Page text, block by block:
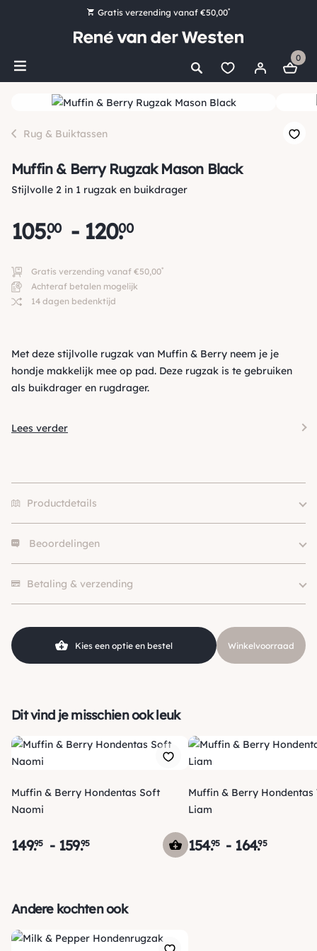
Gratis verzending vanaf €50,00*
Bestel nu, betaal later met Klarna
Ruim 16.000 artikelen op voorraad
0
Rug & Buiktassen
Muffin & Berry Rugzak Mason Black
Stijlvolle 2 in 1 rugzak en buikdrager
105.
00 - 120.
00
Gratis verzending vanaf €50,00*
Achteraf betalen mogelijk
14 dagen bedenktijd
Met deze stijlvolle rugzak van Muffin & Berry neem je je
hondje makkelijk mee op pad. Deze rugzak is te gebruiken
als buikdrager en rugdrager.
Lees verder
Productdetails
Size
Merk
Muffin & Berry
Soort
Beoordelingen
Betaling & verzending
Je ontvangt een track & trace code van ons zodat je je
pakketje kan volgen. Voor orders tot € 15.00 zijn de
Kies een optie en bestel Winkelvoorraad
Dit vind je misschien ook leuk
Muffin & Berry Hondentas Soft
Naomi
149.95 - 159.95
Muffin & Berry Hondentas
Liam
154.95 - 164.95
Andere kochten ook